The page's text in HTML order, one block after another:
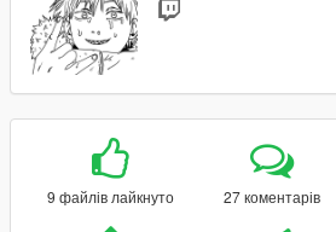
9 файлів лайкнуто 27 коментарів